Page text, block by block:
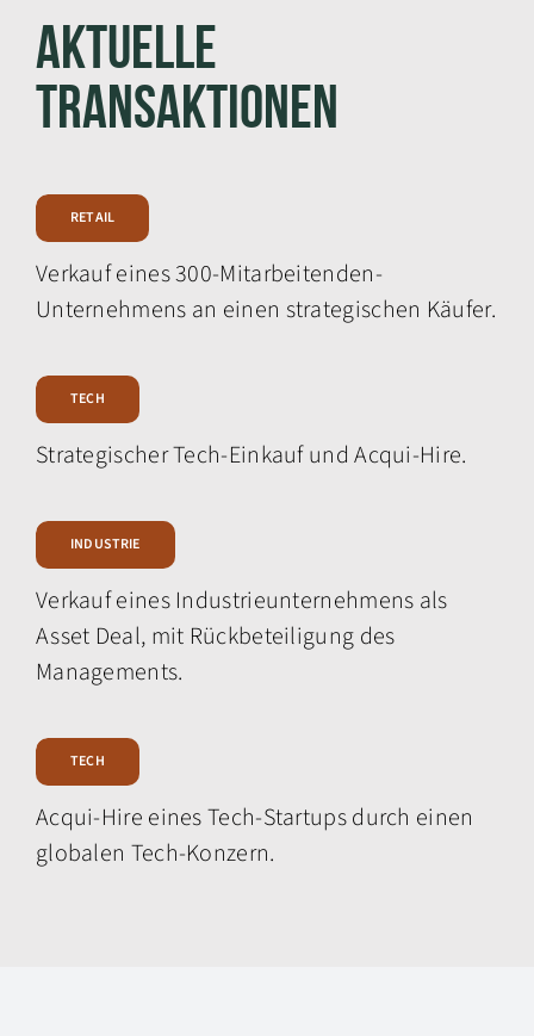
Aktuelle
Transaktionen
RETAIL
Verkauf eines 300-Mitarbeitenden-
Unternehmens an einen strategischen Käufer.
TECH
Strategischer Tech-Einkauf und Acqui-Hire.
INDUSTRIE
Verkauf eines Industrieunternehmens als
Asset Deal, mit Rückbeteiligung des
Managements.
TECH
Acqui-Hire eines Tech-Startups durch einen
globalen Tech-Konzern.